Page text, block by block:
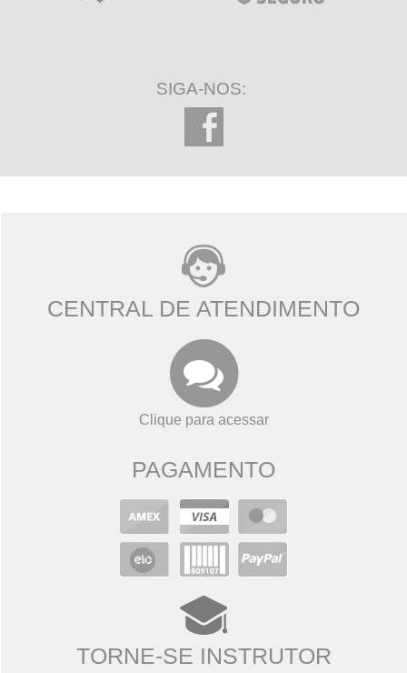
SIGA-NOS:
CENTRAL DE ATENDIMENTO
Clique para acessar
PAGAMENTO
TORNE-SE INSTRUTOR